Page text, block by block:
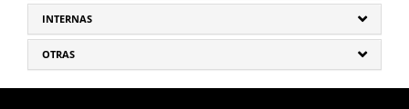
INTERNAS
OTRAS